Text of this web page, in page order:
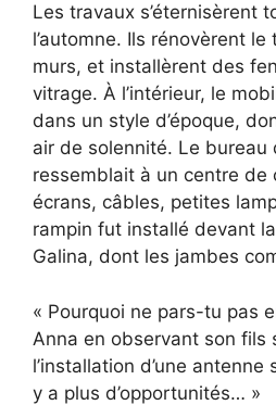
Les travaux s’éternisèrent
l’automne. Ils rénovèrent
murs, et installèrent des
vitrage. À l’intérieur, le
dans un style d’époque,
air de solennité. Le bureau
ressemblait à un centre
écrans, câbles, petites
rampin fut installé devant
Galina, dont les jambes
« Pourquoi ne pars-tu pas
Anna en observant son fils
l’installation d’une
y a plus d’opportunités… »